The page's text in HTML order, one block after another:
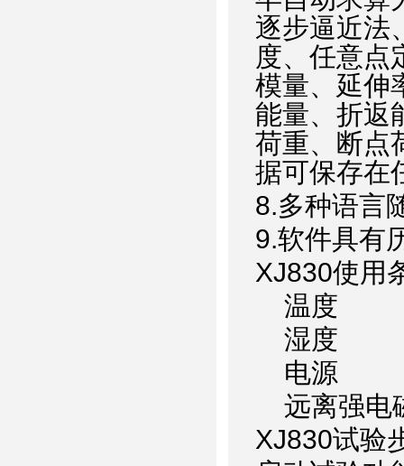
逐步逼近法
度、任意点
模量、延伸
能量、折返
荷重、断点
据可保存在
8.多种语言
9.软件具有
XJ830使用
温度
湿度
电源
远离强电
XJ830试验